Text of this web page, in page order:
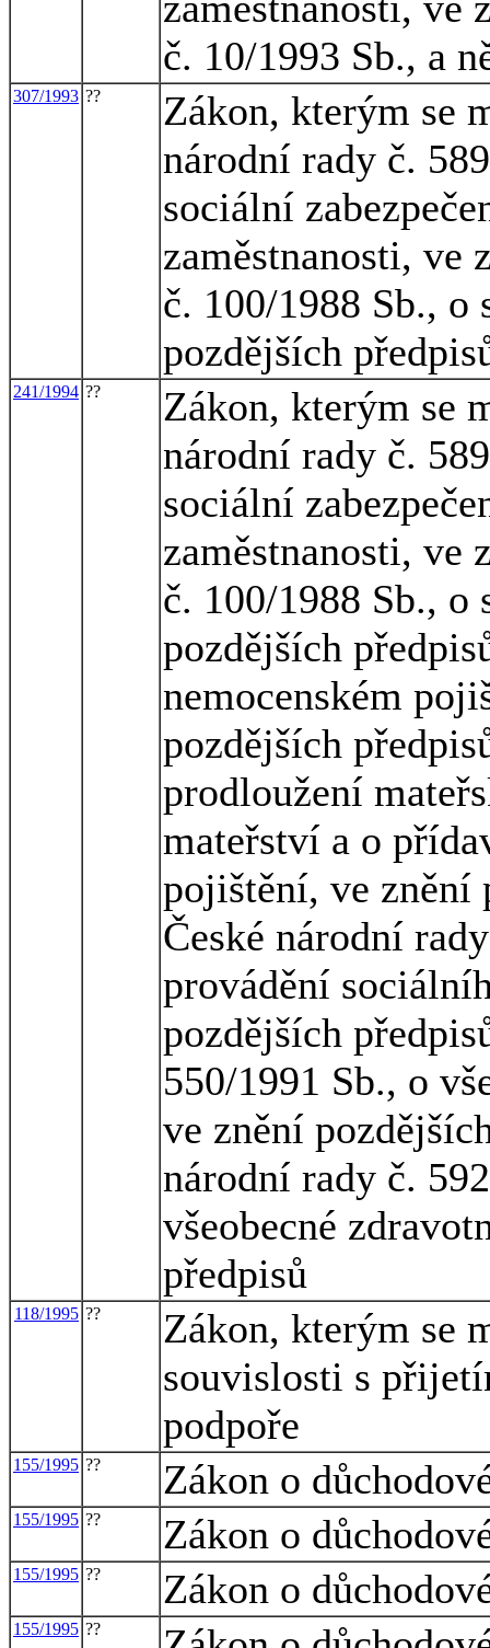
č. 10/1993 Sb., a
307/1993 ??
Zákon, kterým se
národní rady č.
sociální
zaměstnanosti, ve
č. 100/1988 Sb., o
pozdějších
241/1994 ??
Zákon, kterým se
národní rady č.
sociální
zaměstnanosti, ve
č. 100/1988 Sb., o
pozdějších
nemocenském
pozdějších
prodloužení
mateřství a o
pojištění, ve znění
České národní
provádění
pozdějších
550/1991 Sb., o
ve znění
národní rady č.
všeobecné
předpisů
118/1995 ??
Zákon, kterým se
souvislosti s
podpoře
155/1995 ?? Zákon o
155/1995 ?? Zákon o
155/1995 ?? Zákon o
155/1995 ??